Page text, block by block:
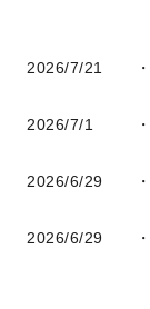
2026/7/21
2026/7/1
2026/6/29
2026/6/29